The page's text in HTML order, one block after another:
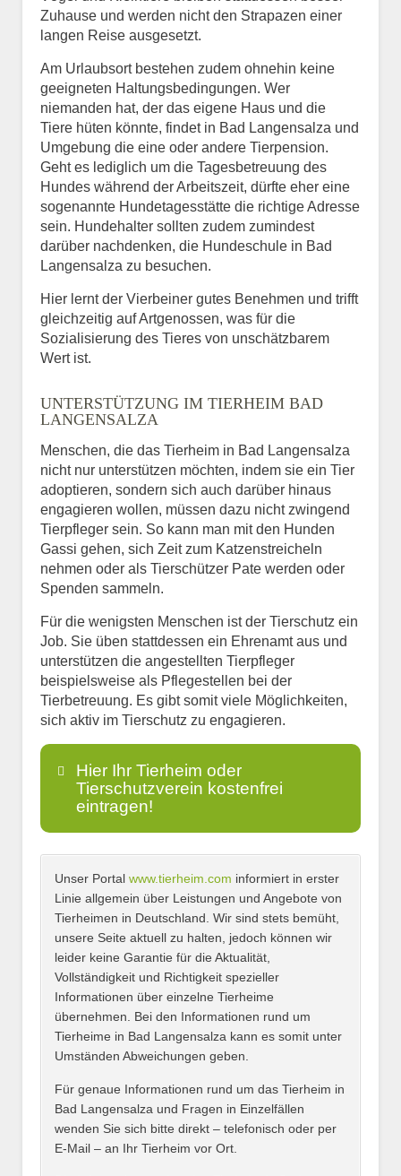
Zuhause und werden nicht den Strapazen einer
langen Reise ausgesetzt.
Am Urlaubsort bestehen zudem ohnehin keine
geeigneten Haltungsbedingungen. Wer
niemanden hat, der das eigene Haus und die
Tiere hüten könnte, findet in Bad Langensalza und
Umgebung die eine oder andere Tierpension.
Geht es lediglich um die Tagesbetreuung des
Hundes während der Arbeitszeit, dürfte eher eine
sogenannte Hundetagesstätte die richtige Adresse
sein. Hundehalter sollten zudem zumindest
darüber nachdenken, die Hundeschule in Bad
Langensalza zu besuchen.
Hier lernt der Vierbeiner gutes Benehmen und trifft
gleichzeitig auf Artgenossen, was für die
Sozialisierung des Tieres von unschätzbarem
Wert ist.
UNTERSTÜTZUNG IM TIERHEIM BAD
LANGENSALZA
Menschen, die das Tierheim in Bad Langensalza
nicht nur unterstützen möchten, indem sie ein Tier
adoptieren, sondern sich auch darüber hinaus
engagieren wollen, müssen dazu nicht zwingend
Tierpfleger sein. So kann man mit den Hunden
Gassi gehen, sich Zeit zum Katzenstreicheln
nehmen oder als Tierschützer Pate werden oder
Spenden sammeln.
Für die wenigsten Menschen ist der Tierschutz ein
Job. Sie üben stattdessen ein Ehrenamt aus und
unterstützen die angestellten Tierpfleger
beispielsweise als Pflegestellen bei der
Tierbetreuung. Es gibt somit viele Möglichkeiten,
sich aktiv im Tierschutz zu engagieren.
Hier Ihr Tierheim oder
Tierschutzverein kostenfrei
eintragen!
Name*
E-Mail*
Name des Tierheims*
Unser Portal www.tierheim.com informiert in erster
Linie allgemein über Leistungen und Angebote von
Tierheimen in Deutschland. Wir sind stets bemüht,
unsere Seite aktuell zu halten, jedoch können wir
leider keine Garantie für die Aktualität,
Vollständigkeit und Richtigkeit spezieller
Informationen über einzelne Tierheime
übernehmen. Bei den Informationen rund um
Tierheime in Bad Langensalza kann es somit unter
Umständen Abweichungen geben.
Für genaue Informationen rund um das Tierheim in
Bad Langensalza und Fragen in Einzelfällen
wenden Sie sich bitte direkt – telefonisch oder per
E-Mail – an Ihr Tierheim vor Ort.